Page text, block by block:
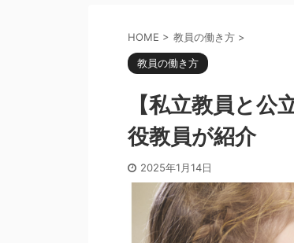
HOME > 教員の働き方 >
教員の働き方
【私立教員と
役教員が紹介
2025年1月14日